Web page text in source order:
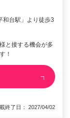
和台駅」より徒歩3
と接する機会が多
！
終了日： 2027/04/02